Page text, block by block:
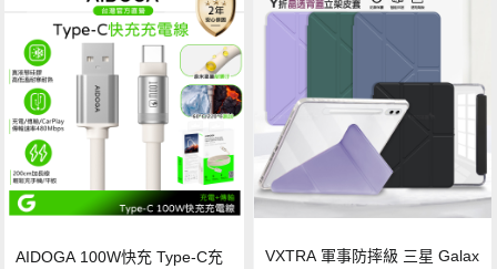
AIDOGA 100W快充 Type-C充
VXTRA 軍事防摔級 三星 Galax